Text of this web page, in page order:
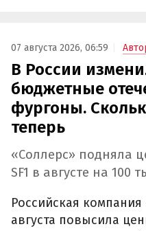
07 августа 2026, 06:59
В России
бюджетные
фургоны.
теперь
«Соллерс» подняла
SF1 в августе на 100
Российская
августа повысила